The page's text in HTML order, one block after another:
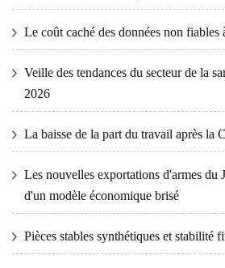
Le coût caché des données non fiables
Veille des tendances du secteur de la
2026
La baisse de la part du travail après la
Les nouvelles exportations d'armes du
d'un modèle économique brisé
Pièces stables synthétiques et stabilité